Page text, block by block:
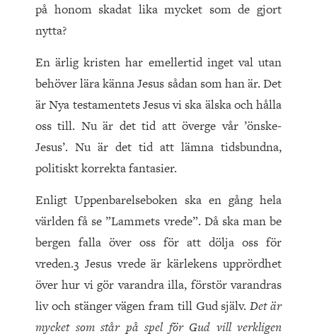
på honom skadat lika mycket som de gjort
nytta?
En ärlig kristen har emellertid inget val utan
behöver lära känna Jesus sådan som han är. Det
är Nya testamentets Jesus vi ska älska och hålla
oss till. Nu är det tid att överge vår ’önske-
Jesus’. Nu är det tid att lämna tidsbundna,
politiskt korrekta fantasier.
Enligt Uppenbarelseboken ska en gång hela
världen få se ”Lammets vrede”. Då ska man be
bergen falla över oss för att dölja oss för
vreden.3 Jesus vrede är kärlekens upprördhet
över hur vi gör varandra illa, förstör varandras
liv och stänger vägen fram till Gud själv.Det är
mycket som står på spel för Gud vill verkligen